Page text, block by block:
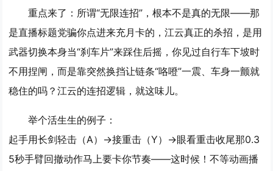
重点来了：所谓“无限连招”，根本不是真的无限——那
是直播标题党骗你点进来充月卡的，江云真正的杀招，是用
武器切换本身当“刹车片”来踩住后摇 ，你见过自行车下坡时
不用捏闸，而是靠突然换挡让链条“咯噔”一震、车身一颤就
稳住的吗？江云的连招逻辑，就这味儿。
举个活生生的例子：
起手用长剑轻击（A）→接重击（Y）→眼看重击收尾那0.3
5秒手臂回撤动作马上要卡你节奏——这时候！不等动画播